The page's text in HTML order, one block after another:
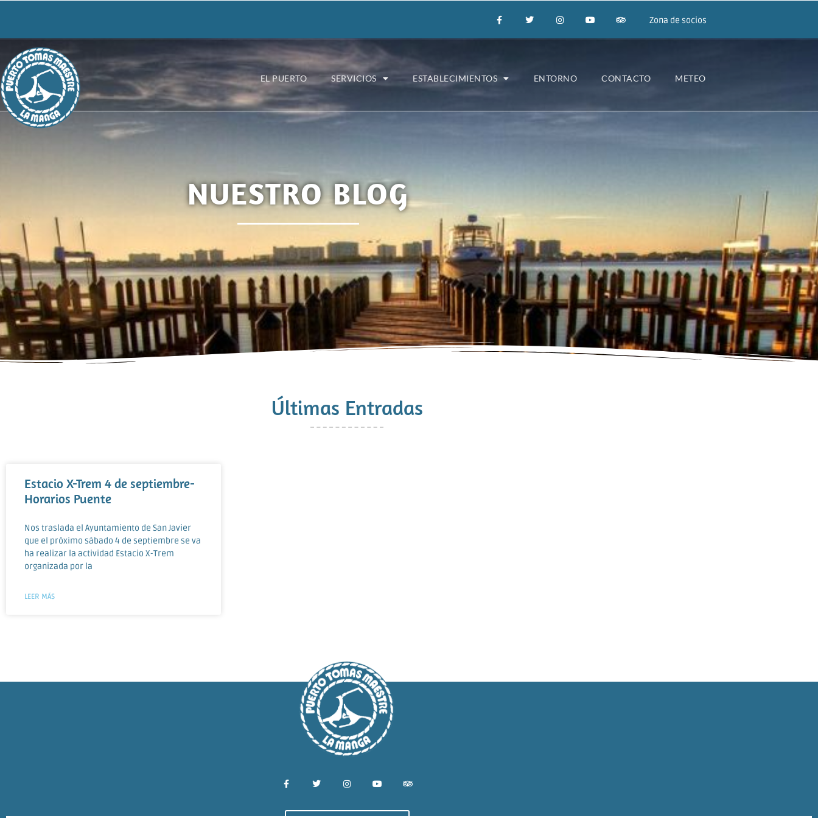
Zona de socios
EL PUERTO SERVICIOS ESTABLECIMIENTOS ENTORNO CONTACTO METEO
NUESTRO BLOG
Últimas Entradas
Estacio X-Trem 4 de septiembre-
Horarios Puente
Nos traslada el Ayuntamiento de San Javier
que el próximo sábado 4 de septiembre se va
ha realizar la actividad Estacio X-Trem
organizada por la
LEER MÁS